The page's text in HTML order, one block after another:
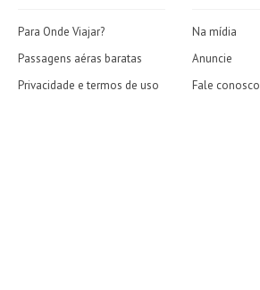
Para Onde Viajar?
Passagens aéras baratas
Privacidade e termos de uso
Na mídia
Anuncie
Fale conosco